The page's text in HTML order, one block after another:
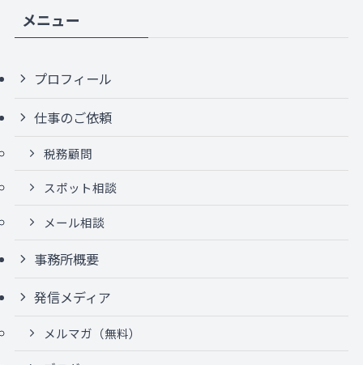
メニュー
プロフィール
仕事のご依頼
税務顧問
スポット相談
メール相談
事務所概要
発信メディア
メルマガ（無料）